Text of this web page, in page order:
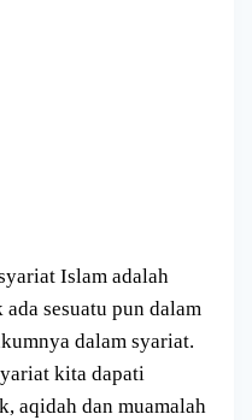
Islam adalah
sesuatu pun dalam
dalam syariat.
kita dapati
aqidah dan muamalah